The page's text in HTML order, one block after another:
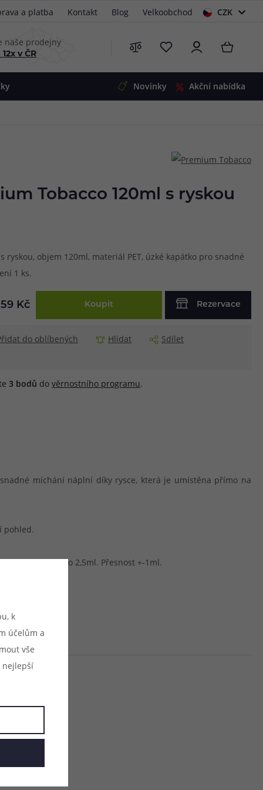
a platba Kontakt Blog Velkoobchod
CZK
naše prodejny
v ČR
Zobrazit produkty
Zobrazit produkty
Zobrazit produkty
Zobrazit produkty
Zobrazit produkty
Zobrazit produkty
Novinky Akční nabídka
Tobacco 120ml s ryskou
objem 120ml, materiál PET, úzké kapátko pro snadné
1 ks.
59 Kč Koupit Rezervace
do oblíbených Hlídat Sdílet
3 bodů do věrnostního programu.
míchání náplní díky rysce, která je umístěna přímo na
pohled.
v krocích po 2,5ml. Přesnost +-1ml.
k
účelům a
vše
nejlepší